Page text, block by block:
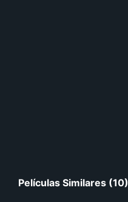
Películas Similares (10)